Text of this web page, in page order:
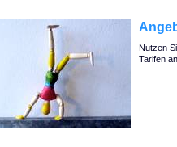
Nutzen
Tarifen